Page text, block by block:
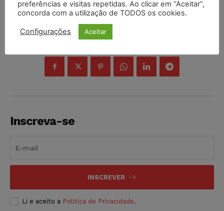
Inscreva-se
INSCREVER
Li e aceito a Política de Privacidade.
preferências e visitas repetidas. Ao clicar em “Aceitar”,
concorda com a utilização de TODOS os cookies.
Configurações Aceitar